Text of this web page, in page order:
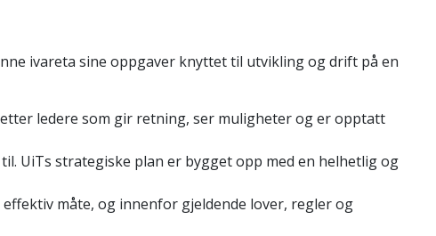
ivareta sine oppgaver knyttet til utvikling og drift på en
ledere som gir retning, ser muligheter og er opptatt
UiTs strategiske plan er bygget opp med en helhetlig og
måte, og innenfor gjeldende lover, regler og